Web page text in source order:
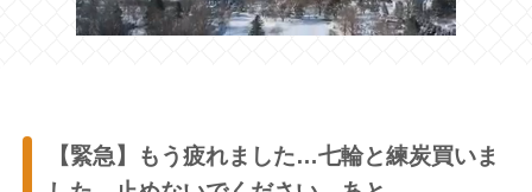
【緊急】もう疲れました…七輪と練炭買いま